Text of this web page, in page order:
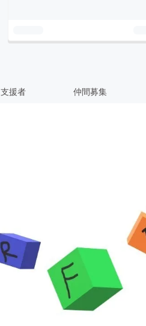
支援者 仲間募集